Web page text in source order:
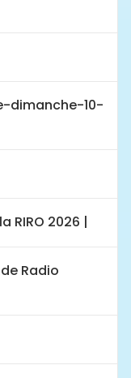
dimanche-10-
RIRO 2026 |
Radio